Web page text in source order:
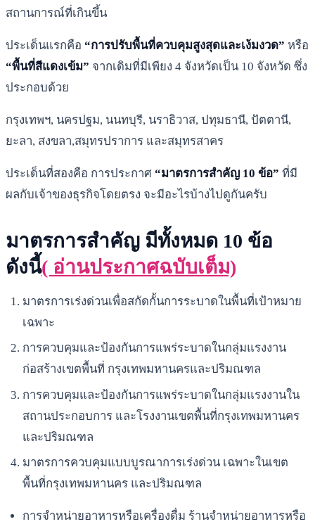
สถานการณ์ที่เกินขึ้น
ประเด็นแรกคือ “การปรับพื้นที่ควบคุมสูงสุดและเง้มงวด” หรือ
“พื้นที่สีแดงเข้ม” จากเดิมที่มีเพียง 4 จังหวัดเป็น 10 จังหวัด ซึ่ง
ประกอบด้วย
กรุงเทพฯ, นครปฐม, นนทบุรี, นราธิวาส, ปทุมธานี, ปัตตานี,
ยะลา, สงขลา,สมุทรปราการ และสมุทรสาคร
ประเด็นที่สองคือ การประกาศ “มาตรการสำคัญ 10 ข้อ” ที่มี
ผลกับเจ้าของธุรกิจโดยตรง จะมีอะไรบ้างไปดูกันครับ
มาตรการสำคัญ มีทั้งหมด 10 ข้อ
ดังนี้( อ่านประกาศฉบับเต็ม)
มาตรการเร่งด่วนเพื่อสกัดกั้นการระบาดในพื้นที่เป้าหมาย
เฉพาะ
การควบคุมและป้องกันการแพร่ระบาดในกลุ่มแรงงาน
ก่อสร้างเขตพื้นที่ กรุงเทพมหานครและปริมณฑล
การควบคุมและป้องกันการแพร่ระบาดในกลุ่มแรงงานใน
สถานประกอบการ และโรงงานเขตพื้นที่กรุงเทพมหานคร
และปริมณฑล
มาตรการควบคุมแบบบูรณาการเร่งด่วน เฉพาะในเขต
พื้นที่กรุงเทพมหานคร และปริมณฑล
การจำหน่ายอาหารหรือเครื่องดื่ม ร้านจำหน่ายอาหารหรือ